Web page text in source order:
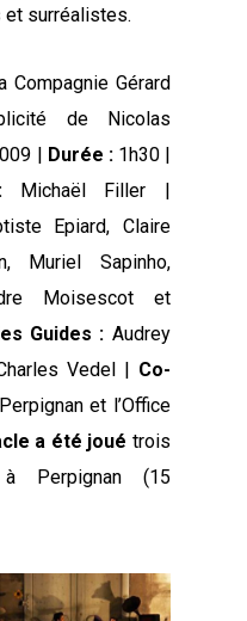
et surréalistes.
Compagnie Gérard
de Nicolas
| Durée :1h30 |
Michaël Filler |
Epiard, Claire
Muriel Sapinho,
Moisescot et
Guides : Audrey
Vedel | Co-
et l’Office
a été joué trois
à Perpignan (15